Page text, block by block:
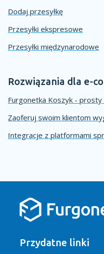
Dodaj przesyłkę
Przesyłki ekspresowe
Przesyłki międzynarodowe
Rozwiązania dla e-
Furgonetka Koszyk -
Zaoferuj swoim klientom
Integracje z platformami
Przydatne linki